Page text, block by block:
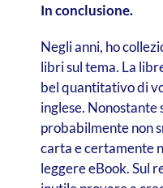
In conclusione.
Negli anni, ho
libri sul tema. La
bel quantitativo di
inglese. Nonostante
probabilmente non
carta e certamente
leggere eBook. Sul